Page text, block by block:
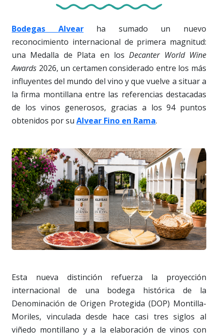
Bodegas Alvearha sumado un nuevo
reconocimiento internacional de primera magnitud:
una Medalla de Plata en losDecanter World Wine
Awards 2026, un certamen considerado entre los más
influyentes del mundo del vino y que vuelve a situar a
la firma montillana entre las referencias destacadas
de los vinos generosos, gracias a los 94 puntos
obtenidos por su Alvear Fino en Rama.
Esta nueva distinción refuerza la proyección
internacional de una bodega histórica de la
Denominación de Origen Protegida (DOP) Montilla-
Moriles, vinculada desde hace casi tres siglos al
viñedo montillano y a la elaboración de vinos con